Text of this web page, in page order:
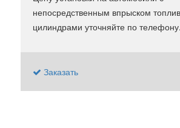
непосредственным впрыском
цилиндрами уточняйте по телефону.
Заказать